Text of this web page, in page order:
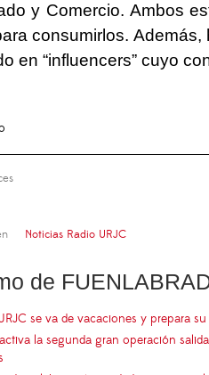
y Comercio. Ambos
consumirlos.
en “influencers” cuyo
Noticias Radio URJC
de
se va de vacaciones y prepara
la segunda gran operación